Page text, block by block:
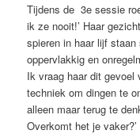
Tijdens de 3e sessie
ik ze nooit!’ Haar
spieren in haar lijf
oppervlakkig en
Ik vraag haar dit gevoel
techniek om dingen te
alleen maar terug te
Overkomt het je vaker?’